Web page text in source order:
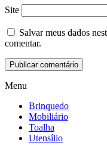
Site
Salvar meus dados
comentar.
Menu
Brinquedo
Mobiliário
Toalha
Utensílio